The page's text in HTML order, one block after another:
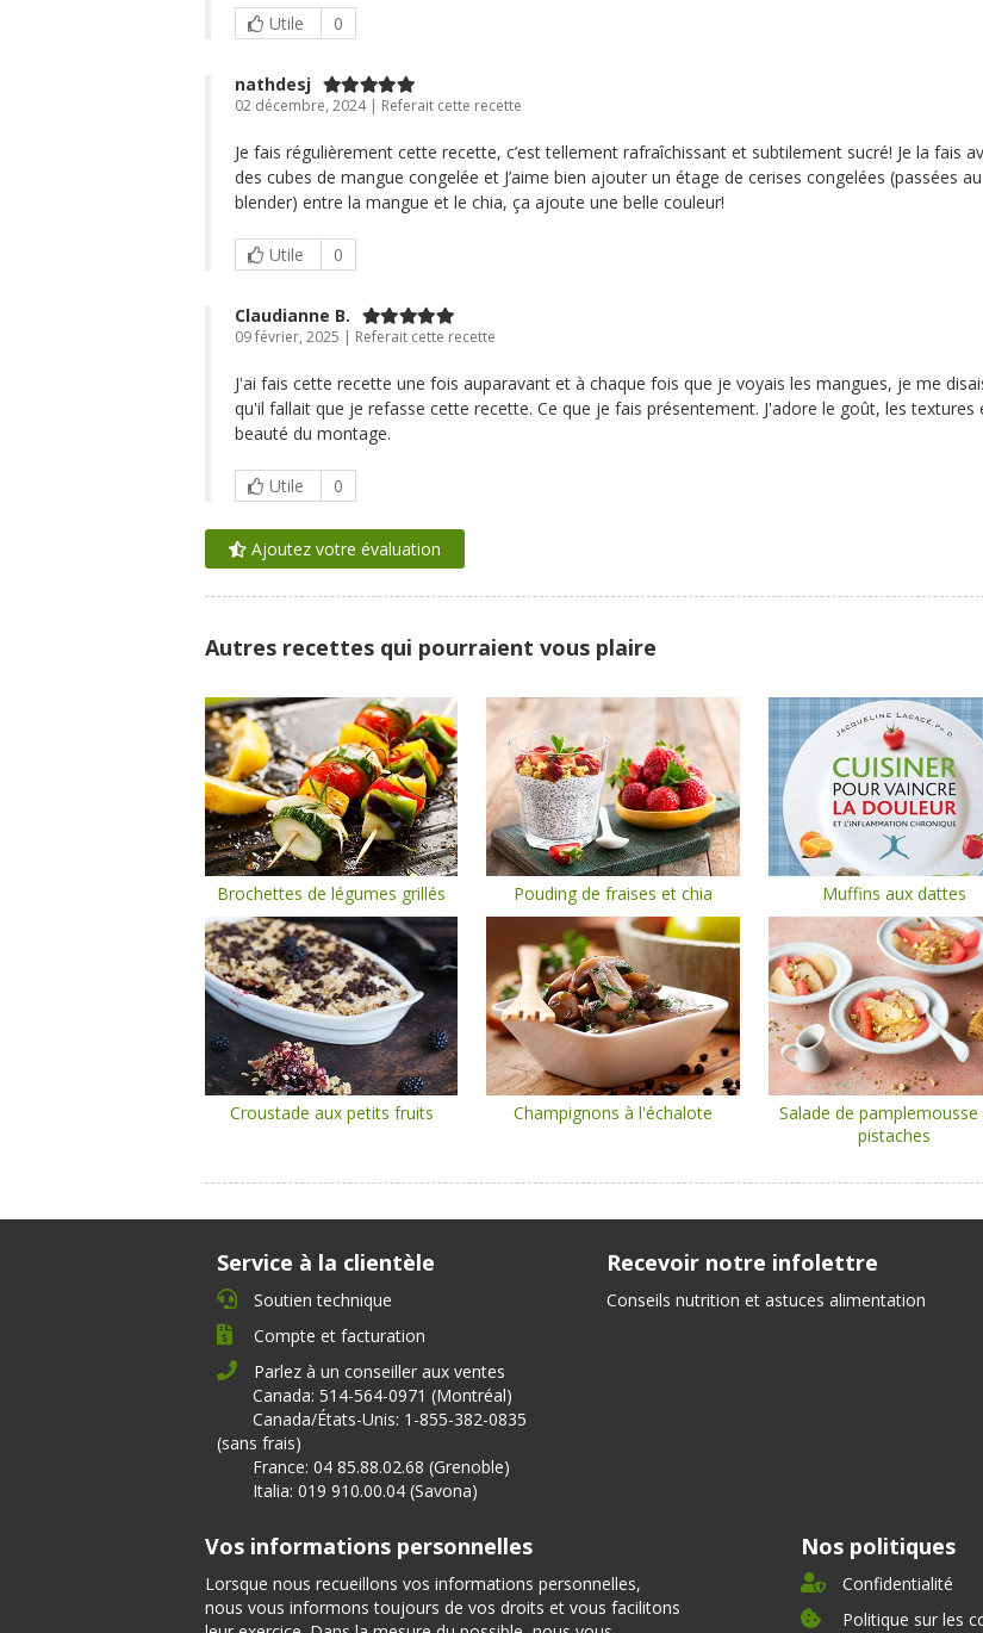
Utile 0
nathdesj
02 décembre, 2024 | Referait cette recette
Je fais régulièrement cette recette, c’est tellement rafraîchissant et subtilement sucré! Je la fais
des cubes de mangue congelée et J’aime bien ajouter un étage de cerises congelées (passées au
blender) entre la mangue et le chia, ça ajoute une belle couleur!
Utile 0
Claudianne B.
09 février, 2025 | Referait cette recette
J'ai fais cette recette une fois auparavant et à chaque fois que je voyais les mangues, je me
qu'il fallait que je refasse cette recette. Ce que je fais présentement. J'adore le goût, les textures
beauté du montage.
Utile 0
Ajoutez votre évaluation
Autres recettes qui pourraient vous plaire
Brochettes de légumes grillés Pouding de fraises et chia Muffins aux dattes
Croustade aux petits fruits Champignons à l'échalote
Salade de pamplemousse
pistaches
Service à la clientèle
Soutien technique
Compte et facturation
Parlez à un conseiller aux ventes
Canada: 514-564-0971 (Montréal)
Canada/États-Unis: 1-855-382-0835
(sans frais)
France: 04 85.88.02.68 (Grenoble)
Italia: 019 910.00.04 (Savona)
Recevoir notre infolettre
Conseils nutrition et astuces alimentation
Vos informations personnelles
Lorsque nous recueillons vos informations personnelles,
nous vous informons toujours de vos droits et vous facilitons
Nos politiques
Confidentialité
Politique sur les